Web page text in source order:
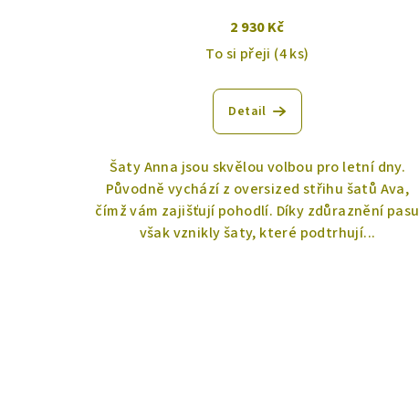
2 930 Kč
To si přeji (4 ks)
Detail
Šaty Anna jsou skvělou volbou pro letní dny.
Původně vychází z oversized střihu šatů Ava,
čímž vám zajišťují pohodlí. Díky zdůraznění pasu
však vznikly šaty, které podtrhují...